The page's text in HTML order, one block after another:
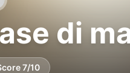
di
7/10